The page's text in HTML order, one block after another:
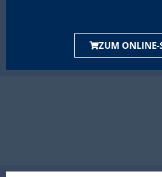
ZUM ONLINE-